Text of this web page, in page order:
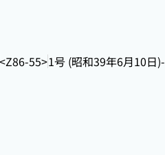
<Z86-55>1号 (昭和39年6月10日)-